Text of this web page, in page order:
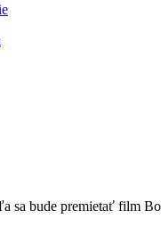
sa bude premietať film